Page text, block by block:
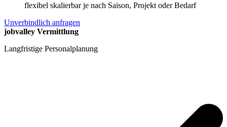
flexibel skalierbar je nach Saison, Projekt oder Bedarf
Unverbindlich anfragen
jobvalley Vermittlung
Langfristige Personalplanung